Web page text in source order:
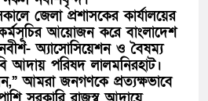
জেলা প্রশাসকের কার্যালয়ের
আয়োজন করে বাংলাদেশ
অ্যাসোসিয়েশন ও বৈষম্য
আদায় পরিষদ লালমনিরহাট।
আমরা জনগণকে প্রত্যক্ষভাবে